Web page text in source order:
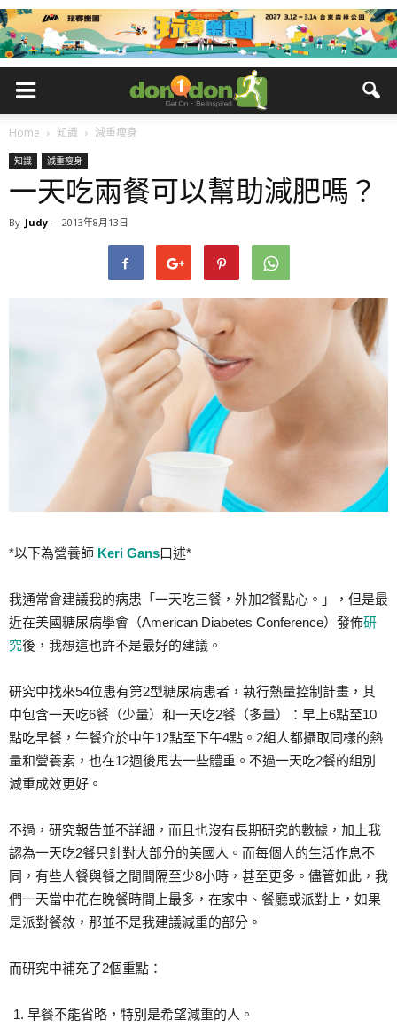
Home 知識 減重瘦身
知識 減重瘦身
一天吃兩餐可以幫助減肥嗎？
By Judy - 2013年8月13日
*以下為營養師 Keri Gans口述*
我通常會建議我的病患「一天吃三餐，外加2餐點心。」，但是最
近在美國糖尿病學會（American Diabetes Conference）發佈研
究後，我想這也許不是最好的建議。
研究中找來54位患有第2型糖尿病患者，執行熱量控制計畫，其
中包含一天吃6餐（少量）和一天吃2餐（多量）：早上6點至10
點吃早餐，午餐介於中午12點至下午4點。2組人都攝取同樣的熱
量和營養素，也在12週後甩去一些體重。不過一天吃2餐的組別
減重成效更好。
不過，研究報告並不詳細，而且也沒有長期研究的數據，加上我
認為一天吃2餐只針對大部分的美國人。而每個人的生活作息不
同，有些人餐與餐之間間隔至少8小時，甚至更多。儘管如此，我
們一天當中花在晚餐時間上最多，在家中、餐廳或派對上，如果
是派對餐敘，那並不是我建議減重的部分。
而研究中補充了2個重點：
早餐不能省略，特別是希望減重的人。